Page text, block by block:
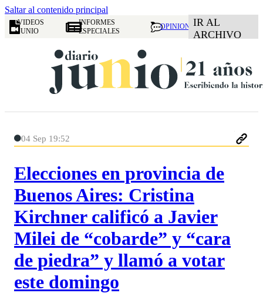
Saltar al contenido principal
VIDEOS
JUNIO
INFORMES
ESPECIALES
OPINION IR AL
ARCHIVO
04 Sep 19:52
Elecciones en provincia de
Buenos Aires: Cristina
Kirchner calificó a Javier
Milei de “cobarde” y “cara
de piedra” y llamó a votar
este domingo